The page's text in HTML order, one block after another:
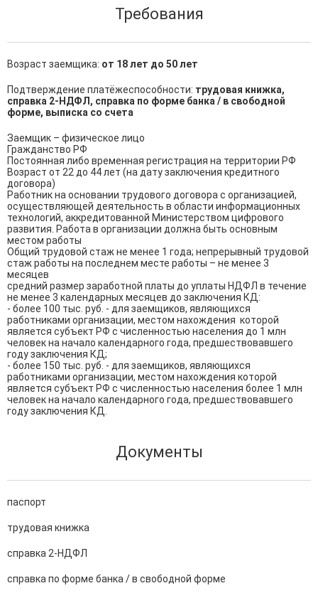
Требования
Возраст заемщика: от 18 лет до 50 лет
Подтверждение платёжеспособности: трудовая книжка,
справка 2-НДФЛ, справка по форме банка / в свободной
форме, выписка со счета
Заемщик – физическое лицо
Гражданство РФ
Постоянная либо временная регистрация на территории РФ
Возраст от 22 до 44 лет (на дату заключения кредитного
договора)
Работник на основании трудового договора с организацией,
осуществляющей деятельность в области информационных
технологий, аккредитованной Министерством цифрового
развития. Работа в организации должна быть основным
местом работы
Общий трудовой стаж не менее 1 года; непрерывный трудовой
стаж работы на последнем месте работы – не менее 3
месяцев
средний размер заработной платы до уплаты НДФЛ в течение
не менее 3 календарных месяцев до заключения КД:
- более 100 тыс. руб. - для заемщиков, являющихся
работниками организации, местом нахождения  которой
является субъект РФ с численностью населения до 1 млн
человек на начало календарного года, предшествовавшего
году заключения КД;
- более 150 тыс. руб. - для заемщиков, являющихся
работниками организации, местом нахождения которой
является субъект РФ с численностью населения более 1 млн
человек на начало календарного года, предшествовавшего
году заключения КД.
Документы
паспорт
трудовая книжка
справка 2-НДФЛ
справка по форме банка / в свободной форме